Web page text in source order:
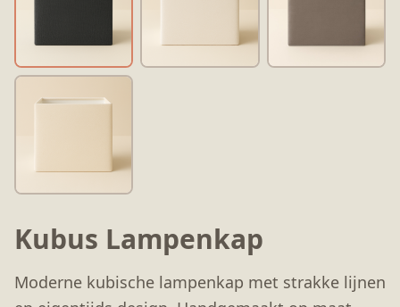
Kubus Lampenkap
Moderne kubische lampenkap met strakke lijnen